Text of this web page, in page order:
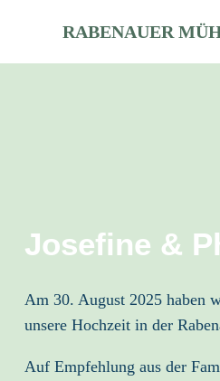
RABENAUER
Josefine &
Am 30. August 2025 haben
unsere Hochzeit in der
Auf Empfehlung aus der